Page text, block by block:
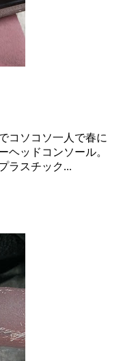
コソコソ一人で春に
ヘッドコンソール。
ラスチック...